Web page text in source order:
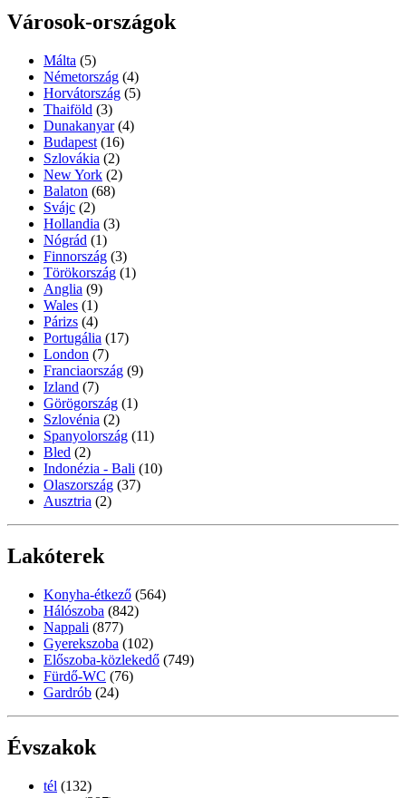
Városok-országok
Málta (5)
Németország (4)
Horvátország (5)
Thaiföld (3)
Dunakanyar (4)
Budapest (16)
Szlovákia (2)
New York (2)
Balaton (68)
Svájc (2)
Hollandia (3)
Nógrád (1)
Finnország (3)
Törökország (1)
Anglia (9)
Wales (1)
Párizs (4)
Portugália (17)
London (7)
Franciaország (9)
Izland (7)
Görögország (1)
Szlovénia (2)
Spanyolország (11)
Bled (2)
Indonézia - Bali (10)
Olaszország (37)
Ausztria (2)
Lakóterek
Konyha-étkező (564)
Hálószoba (842)
Nappali (877)
Gyerekszoba (102)
Előszoba-közlekedő (749)
Fürdő-WC (76)
Gardrób (24)
Évszakok
tél (132)